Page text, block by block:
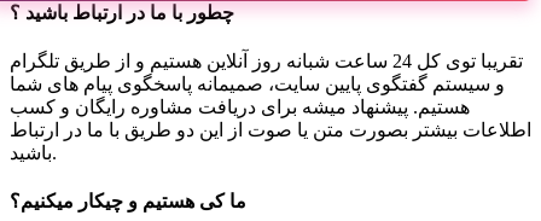
چطور با ما در ارتباط باشید ؟
تقریبا توی کل 24 ساعت شبانه روز آنلاین هستیم و از طریق تلگرام
و سیستم گفتگوی پایین سایت، صمیمانه پاسخگوی پیام های شما
هستیم. پیشنهاد میشه برای دریافت مشاوره رایگان و کسب
اطلاعات بیشتر بصورت متن یا صوت از این دو طریق با ما در ارتباط
باشید.
ما کی هستیم و چیکار میکنیم؟